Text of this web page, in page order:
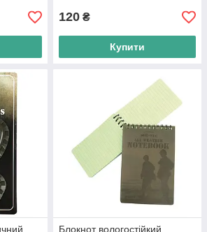
120 ₴
Купити
Блокнот вологостійкий